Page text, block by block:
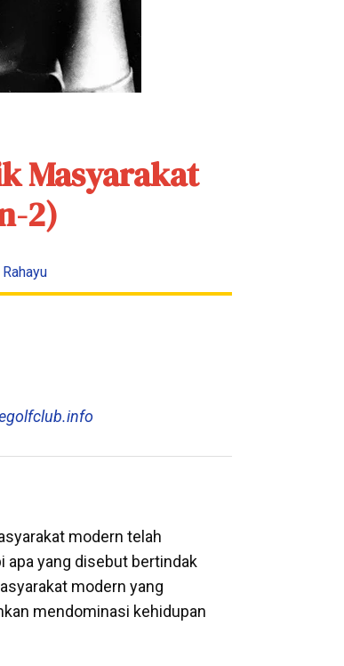
Masyarakat
2)
modern telah
apa yang disebut bertindak
modern yang
mendominasi kehidupan